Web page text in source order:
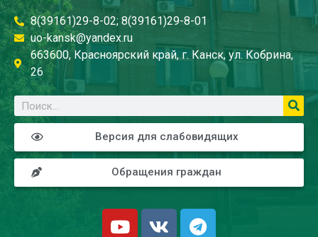
8(39161)29-8-02; 8(39161)29-8-01
uo-kansk@yandex.ru
663600, Красноярский край, г. Канск, ул. Кобрина,
26
Версия для слабовидящих
Обращения граждан